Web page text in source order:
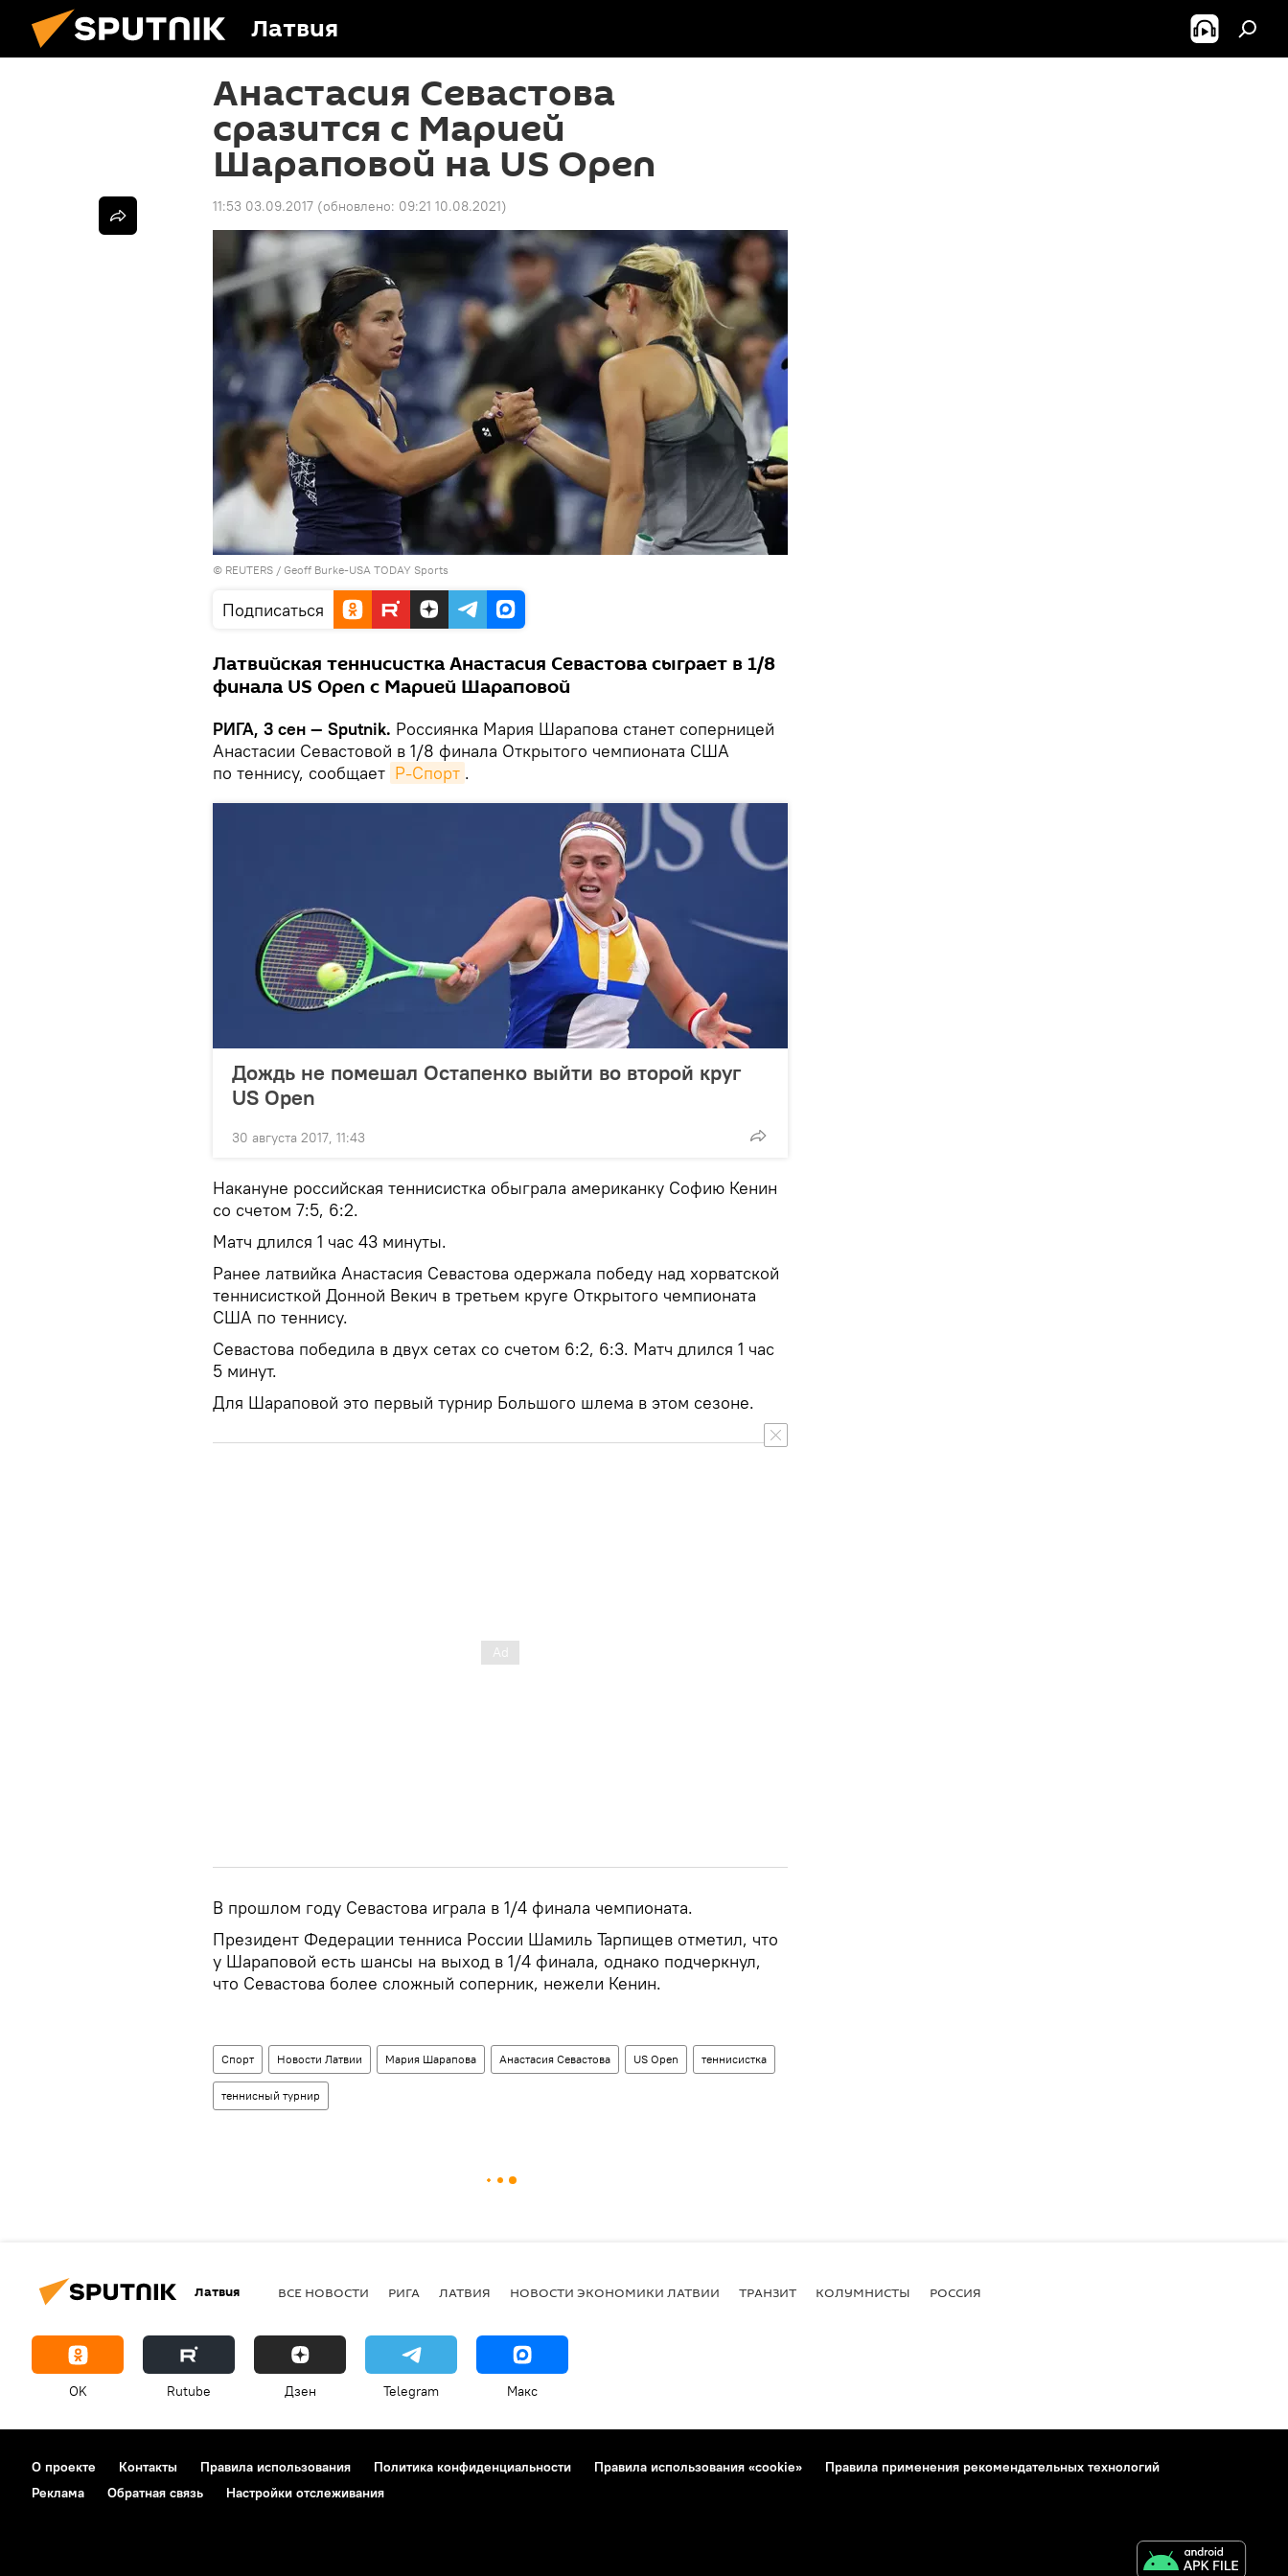
Латвия
Анастасия Севастова
сразится с Марией
Шараповой на US Open
11:53 03.09.2017 (обновлено: 09:21 10.08.2021)
© REUTERS / Geoff Burke-USA TODAY Sports
Подписаться
Латвийская теннисистка Анастасия Севастова сыграет в 1/8
финала US Open с Марией Шараповой
РИГА, 3 сен — Sputnik. Россиянка Мария Шарапова станет соперницей
Анастасии Севастовой в 1/8 финала Открытого чемпионата США
по теннису, сообщает Р-Спорт .
Дождь не помешал Остапенко выйти во второй круг
US Open
30 августа 2017, 11:43
Накануне российская теннисистка обыграла американку Софию Кенин
со счетом 7:5, 6:2.
Матч длился 1 час 43 минуты.
Ранее латвийка Анастасия Севастова одержала победу над хорватской
теннисисткой Донной Векич в третьем круге Открытого чемпионата
США по теннису.
Севастова победила в двух сетах со счетом 6:2, 6:3. Матч длился 1 час
5 минут.
Для Шараповой это первый турнир Большого шлема в этом сезоне.
В прошлом году Севастова играла в 1/4 финала чемпионата.
Президент Федерации тенниса России Шамиль Тарпищев отметил, что
у Шараповой есть шансы на выход в 1/4 финала, однако подчеркнул,
что Севастова более сложный соперник, нежели Кенин.
Спорт Новости Латвии Мария Шарапова Анастасия Севастова US Open теннисистка
теннисный турнир
Латвия ВСЕ НОВОСТИ РИГА ЛАТВИЯ НОВОСТИ ЭКОНОМИКИ ЛАТВИИ ТРАНЗИТ КОЛУМНИСТЫ РОССИЯ
OK Rutube Дзен Telegram Макс
О проекте Контакты Правила использования Политика конфиденциальности Правила использования «cookie»
Правила применения рекомендательных технологий
Реклама
Обратная связь Настройки отслеживания